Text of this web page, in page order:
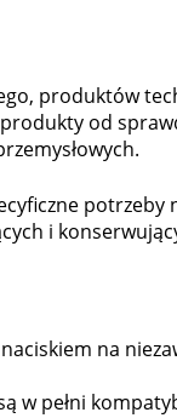
produktów
od
i
na
pełni